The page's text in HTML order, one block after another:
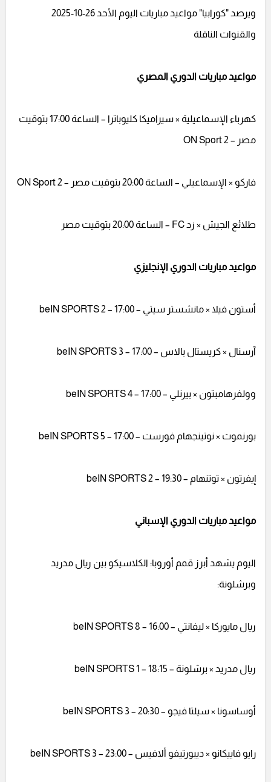
ويرصد "كورابيا" مواعيد مباريات اليوم الأحد 26-10-2025
والقنوات الناقلة
مواعيد مباريات الدوري المصري
كهرباء الإسماعيلية × سيراميكا كليوباترا – الساعة 17:00 بتوقيت
مصر – ON Sport 2
فاركو × الإسماعيلي – الساعة 20:00 بتوقيت مصر – ON Sport 2
طلائع الجيش × زد FC – الساعة 20:00 بتوقيت مصر
مواعيد مباريات الدوري الإنجليزي
أستون فيلا × مانشستر سيتي – 17:00 – beIN SPORTS 2
آرسنال × كريستال بالاس – 17:00 – beIN SPORTS 3
وولفرهامبتون × بيرنلي – 17:00 – beIN SPORTS 4
بورنموث × نوتينجهام فورست – 17:00 – beIN SPORTS 5
إيفرتون × توتنهام – 19:30 – beIN SPORTS 2
مواعيد مباريات الدوري الإسباني
اليوم يشهد أبرز قمم أوروبا: الكلاسيكو بين ريال مدريد
وبرشلونة:
ريال مايوركا × ليفانتي – 16:00 – beIN SPORTS 8
ريال مدريد × برشلونة – 18:15 – beIN SPORTS 1
أوساسونا × سيلتا فيجو – 20:30 – beIN SPORTS 3
رايو فاييكانو × ديبورتيفو ألافيس – 23:00 – beIN SPORTS 3